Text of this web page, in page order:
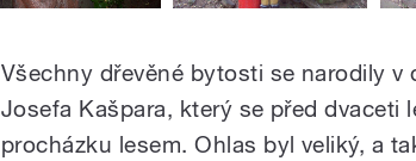
Všechny dřevěné bytosti se narodily
Josefa Kašpara, který se před dvaceti
procházku lesem. Ohlas byl veliký, a